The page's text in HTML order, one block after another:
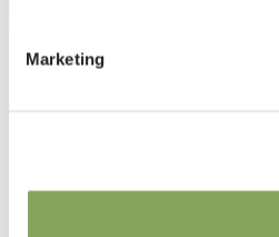
Marketing
We can make your